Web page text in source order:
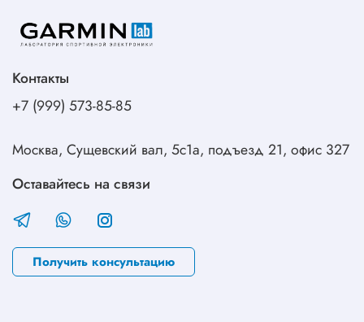
Контакты
+7 (999) 573-85-85
Москва, Сущевский вал, 5с1а, подъезд 21, офис 327
Оставайтесь на связи
Получить консультацию